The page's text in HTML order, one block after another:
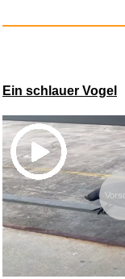
WISO
Ein schlauer Vogel